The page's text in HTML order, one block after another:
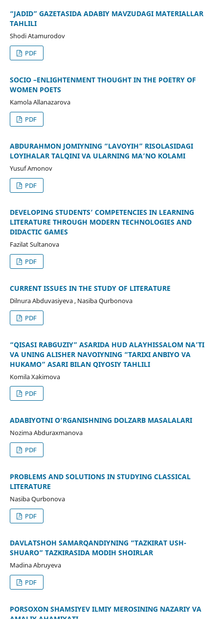
“JADID” GAZETASIDA ADABIY MAVZUDAGI MATERIALLAR
TAHLILI
Shodi Atamurodov
PDF
SOCIO –ENLIGHTENMENT THOUGHT IN THE POETRY OF
WOMEN POETS
Kamola Allanazarova
PDF
ABDURAHMON JOMIYNING “LAVOYIH” RISOLASIDAGI
LOYIHALAR TALQINI VA ULARNING MAʼNO KOʻLAMI
Yusuf Amonov
PDF
DEVELOPING STUDENTS’ COMPETENCIES IN LEARNING
LITERATURE THROUGH MODERN TECHNOLOGIES AND
DIDACTIC GAMES
Fazilat Sultanova
PDF
CURRENT ISSUES IN THE STUDY OF LITERATURE
Dilnura Abduvasiyeva , Nasiba Qurbonova
PDF
“QISASI RABGʻUZIY” ASARIDA HUD ALAYHISSALOM NA’TI
VA UNING ALISHER NAVOIYNING “TARIXI ANBIYO VA
HUKAMO” ASARI BILAN QIYOSIY TAHLILI
Komila Xakimova
PDF
ADABIYOTNI O‘RGANISHNING DOLZARB MASALALARI
Nozima Abduraxmanova
PDF
PROBLEMS AND SOLUTIONS IN STUDYING CLASSICAL
LITERATURE
Nasiba Qurbonova
PDF
DAVLATSHOH SAMARQANDIYNING “TAZKIRAT USH-
SHUARO” TAZKIRASIDA MODIH SHOIRLAR
Madina Abruyeva
PDF
PORSOXON SHAMSIYEV ILMIY MEROSINING NAZARIY VA